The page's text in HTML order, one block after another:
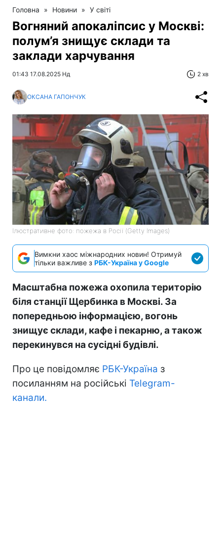
Головна » Новини » У світі
Вогняний апокаліпсис у Москві:
полум’я знищує склади та
заклади харчування
01:43 17.08.2025 Нд 2 хв
ОКСАНА ГАПОНЧУК
Ілюстративне фото: пожежа в Росії (Getty Images)
Вимкни хаос міжнародних новин! Отримуй
тільки важливе з РБК-Україна у Google
Масштабна пожежа охопила територію
біля станції Щербинка в Москві. За
попередньою інформацією, вогонь
знищує склади, кафе і пекарню, а також
перекинувся на сусідні будівлі.
Про це повідомляє РБК-Україна з
посиланням на російські Telegram-
канали.